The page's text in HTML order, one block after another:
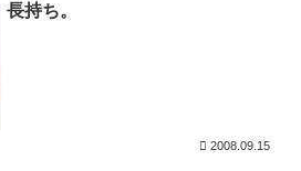
長持ち。
2008.09.15